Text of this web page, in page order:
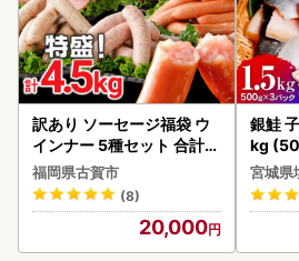
訳あり ソーセージ福袋 ウ
インナー 5種セット 合計4.
5kg ソーセージ
福岡県古賀市
(8)
20,000
銀鮭
kg
宮城県